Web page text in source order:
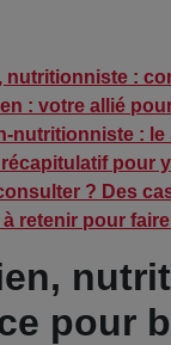
nutritionniste :
: votre allié
nutritionniste :
pour
? Des
à retenir pour
pour